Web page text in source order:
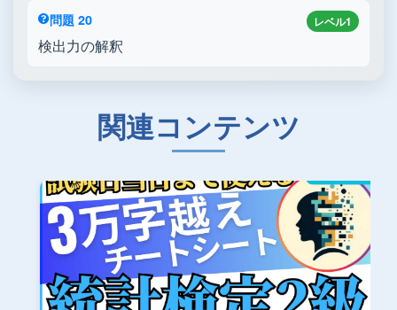
レベル1
問題 20
検出力の解釈
関連コンテンツ